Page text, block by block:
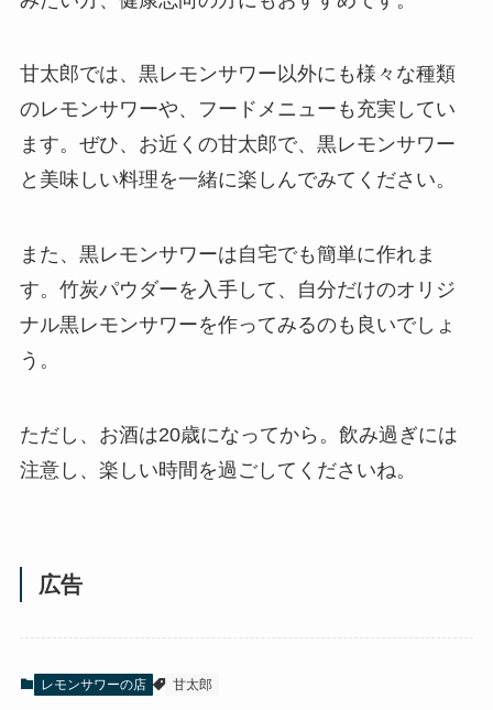
甘太郎では、黒レモンサワー以外にも様々な種類
のレモンサワーや、フードメニューも充実してい
ます。ぜひ、お近くの甘太郎で、黒レモンサワー
と美味しい料理を一緒に楽しんでみてください。
また、黒レモンサワーは自宅でも簡単に作れま
す。竹炭パウダーを入手して、自分だけのオリジ
ナル黒レモンサワーを作ってみるのも良いでしょ
う。
ただし、お酒は20歳になってから。飲み過ぎには
注意し、楽しい時間を過ごしてくださいね。
広告
レモンサワーの店 甘太郎